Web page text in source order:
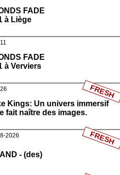
FADE
à Liège
FADE
à Verviers
Kings: Un univers immersif
fait naître des images.
FRESH
2026
- (des)
FRESH